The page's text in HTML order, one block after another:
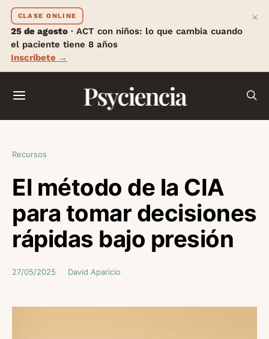
CLASE ONLINE
25 de agosto · ACT con niños: lo que cambia cuando
el paciente tiene 8 años
Inscríbete →
×
Psyciencia
Recursos
El método de la CIA
para tomar decisiones
rápidas bajo presión
27/05/2025 David Aparicio